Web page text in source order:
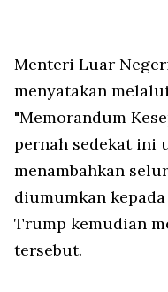
Menteri Luar
menyatakan
"Memorandum
pernah sedekat ini
menambahkan
diumumkan
Trump kemudian
tersebut.